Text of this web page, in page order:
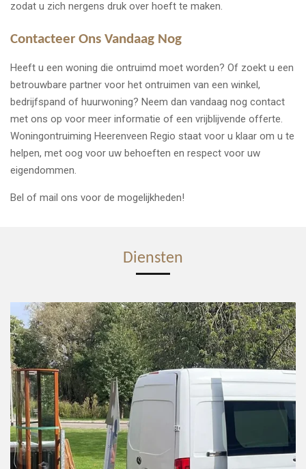
zodat u zich nergens druk over hoeft te maken.
Contacteer Ons Vandaag Nog
Heeft u een woning die ontruimd moet worden? Of zoekt u een
betrouwbare partner voor het ontruimen van een winkel,
bedrijfspand of huurwoning? Neem dan vandaag nog contact
met ons op voor meer informatie of een vrijblijvende offerte.
Woningontruiming Heerenveen Regio staat voor u klaar om u te
helpen, met oog voor uw behoeften en respect voor uw
eigendommen.
Bel of mail ons voor de mogelijkheden!
Diensten